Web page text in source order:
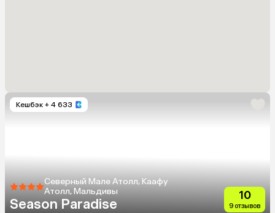
Кешбэк + 4 633
Северный Мале Атолл, Каафу
Атолл, Мальдивы
Season Paradise
10
9 отзывов